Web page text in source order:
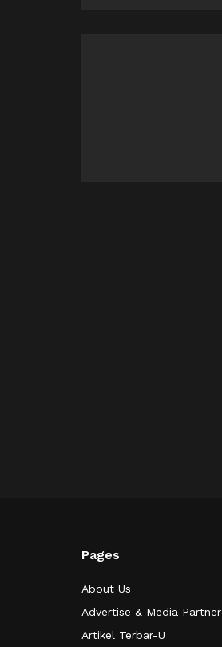
Pages
About Us
Advertise & Media Partner
Artikel Terbar-U